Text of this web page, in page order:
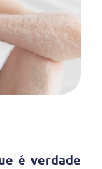
é verdade